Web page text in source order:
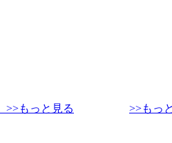
>>もっと見る
>>もっ